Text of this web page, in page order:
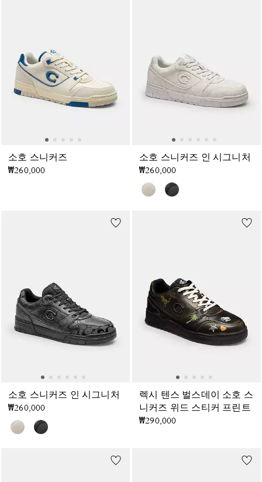
소호 스니커즈
₩260,000
소호 스니커즈 인 시그니처
₩260,000
소호 스니커즈 인 시그니처
₩260,000
렉시 텐스 벌스데이 소호 스
니커즈 위드 스티커 프린트
₩290,000